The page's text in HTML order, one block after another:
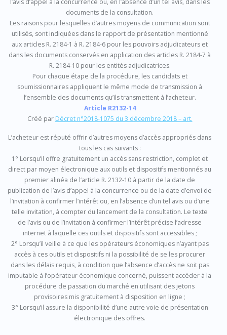
l’avis d’appel à la concurrence ou, en l’absence d’un tel avis, dans les
documents de la consultation.
Les raisons pour lesquelles d’autres moyens de communication sont
utilisés, sont indiquées dans le rapport de présentation mentionné
aux articles R. 2184-1 à R. 2184-6 pour les pouvoirs adjudicateurs et
dans les documents conservés en application des articles R. 2184-7 à
R. 2184-10 pour les entités adjudicatrices.
Pour chaque étape de la procédure, les candidats et
soumissionnaires appliquent le même mode de transmission à
l’ensemble des documents qu’ils transmettent à l’acheteur.
Article R2132-14
Créé par Décret n°2018-1075 du 3 décembre 2018 – art.
L’acheteur est réputé offrir d’autres moyens d’accès appropriés dans
tous les cas suivants :
1° Lorsqu’il offre gratuitement un accès sans restriction, complet et
direct par moyen électronique aux outils et dispositifs mentionnés au
premier alinéa de l’article R. 2132-10 à partir de la date de
publication de l’avis d’appel à la concurrence ou de la date d’envoi de
l’invitation à confirmer l’intérêt ou, en l’absence d’un tel avis ou d’une
telle invitation, à compter du lancement de la consultation. Le texte
de l’avis ou de l’invitation à confirmer l’intérêt précise l’adresse
internet à laquelle ces outils et dispositifs sont accessibles ;
2° Lorsqu’il veille à ce que les opérateurs économiques n’ayant pas
accès à ces outils et dispositifs ni la possibilité de se les procurer
dans les délais requis, à condition que l’absence d’accès ne soit pas
imputable à l’opérateur économique concerné, puissent accéder à la
procédure de passation du marché en utilisant des jetons
provisoires mis gratuitement à disposition en ligne ;
3° Lorsqu’il assure la disponibilité d’une autre voie de présentation
électronique des offres.